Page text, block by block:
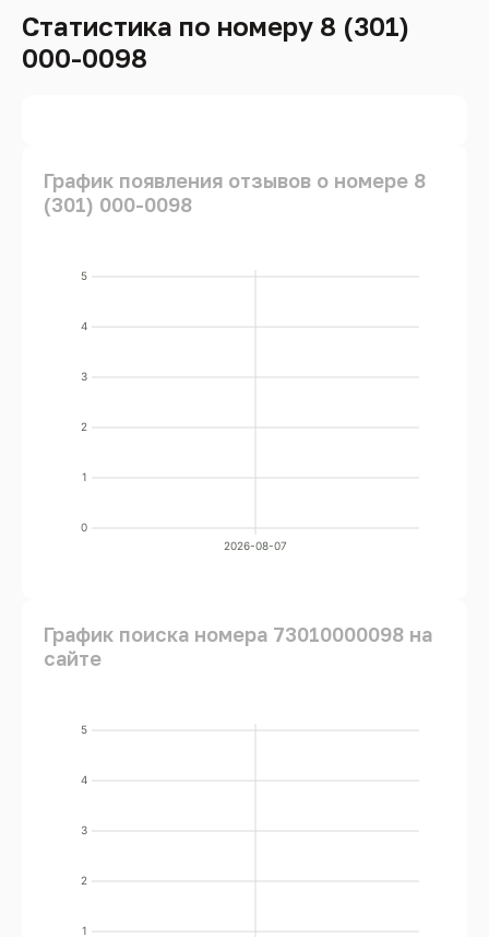
Статистика по номеру 8 (301)
000-0098
График появления отзывов о номере 8
(301) 000-0098
0
1
2
3
4
5
2026-08-07
График поиска номера 73010000098 на
сайте
1
2
3
4
5